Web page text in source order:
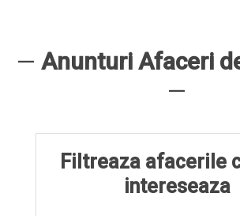
— Anunturi Afaceri
—
Filtreaza afacerile
intereseaza